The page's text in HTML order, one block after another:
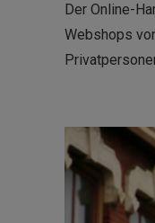
Der Online-
Webshops